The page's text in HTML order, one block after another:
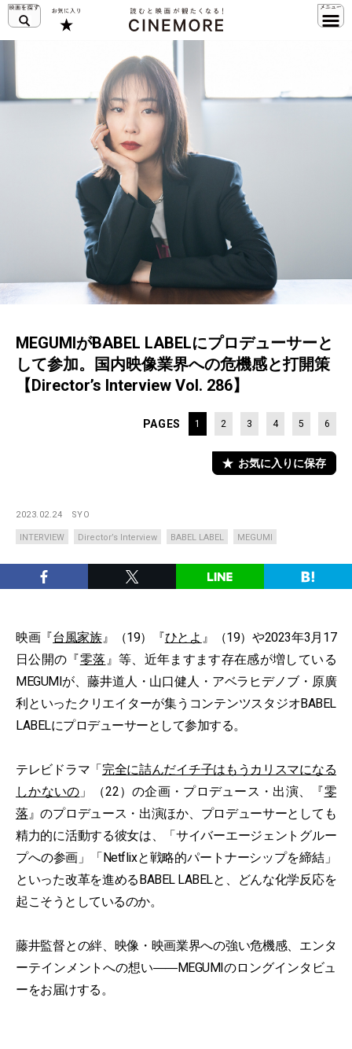
MEGUMIがBABEL LABELにプロデューサーと
して参加。国内映像業界への危機感と打開策
【Director’s Interview Vol. 286】
PAGES 1 2 3 4 5 6
お気に入りに保存
2023.02.24 SYO
INTERVIEW Director’s Interview BABEL LABEL MEGUMI
映画『台風家族』（19）『ひとよ 』（19）や2023年3月17
日公開の『零落 』等、近年ますます存在感が増している
MEGUMIが、藤井道人・山口健人・アベラヒデノブ・原廣
利といったクリエイターが集うコンテンツスタジオBABEL
LABELにプロデューサーとして参加する。
テレビドラマ「完全に詰んだイチ子はもうカリスマになる
しかないの 」（22）の企画・プロデュース・出演、『零
落』のプロデュース・出演ほか、プロデューサーとしても
精力的に活動する彼女は、「サイバーエージェントグルー
プへの参画」「Netflixと戦略的パートナーシップを締結」
といった改革を進めるBABEL LABELと、どんな化学反応を
起こそうとしているのか。
藤井監督との絆、映像・映画業界への強い危機感、エンタ
ーテインメントへの想い――MEGUMIのロングインタビュ
ーをお届けする。